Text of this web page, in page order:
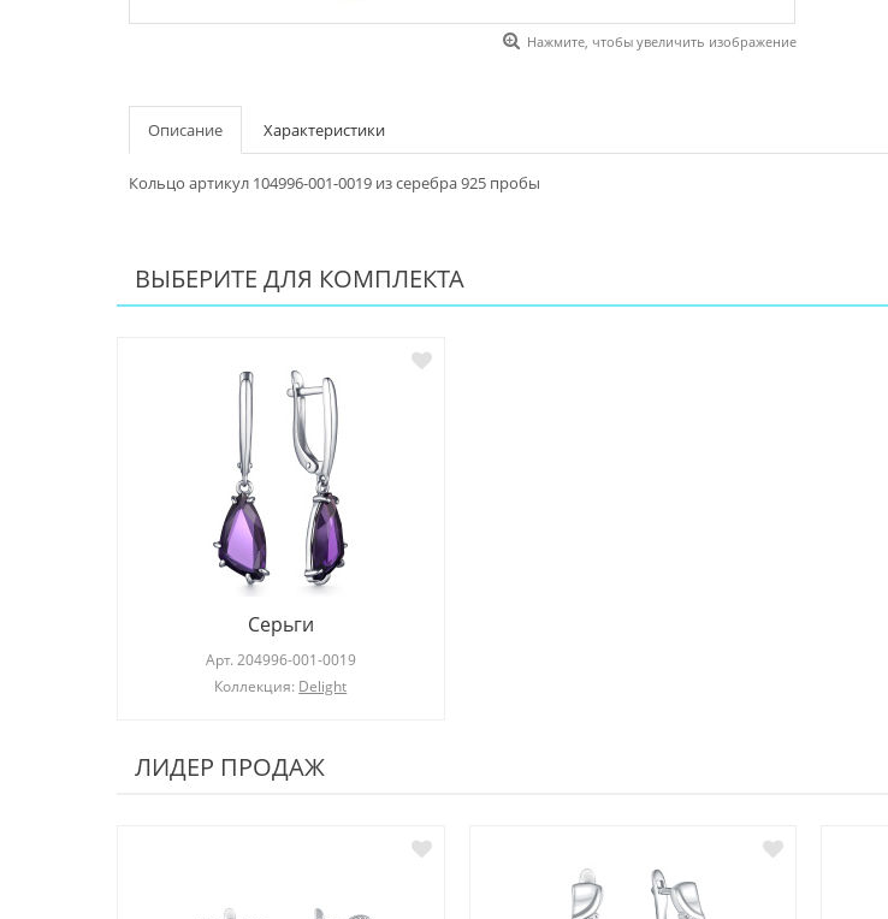
Нажмите, чтобы увеличить изображение
Описание Характеристики
Кольцо артикул 104996-001-0019 из серебра 925 пробы
ВЫБЕРИТЕ ДЛЯ КОМПЛЕКТА
Серьги
Арт. 204996-001-0019
Коллекция: Delight
ЛИДЕР ПРОДАЖ